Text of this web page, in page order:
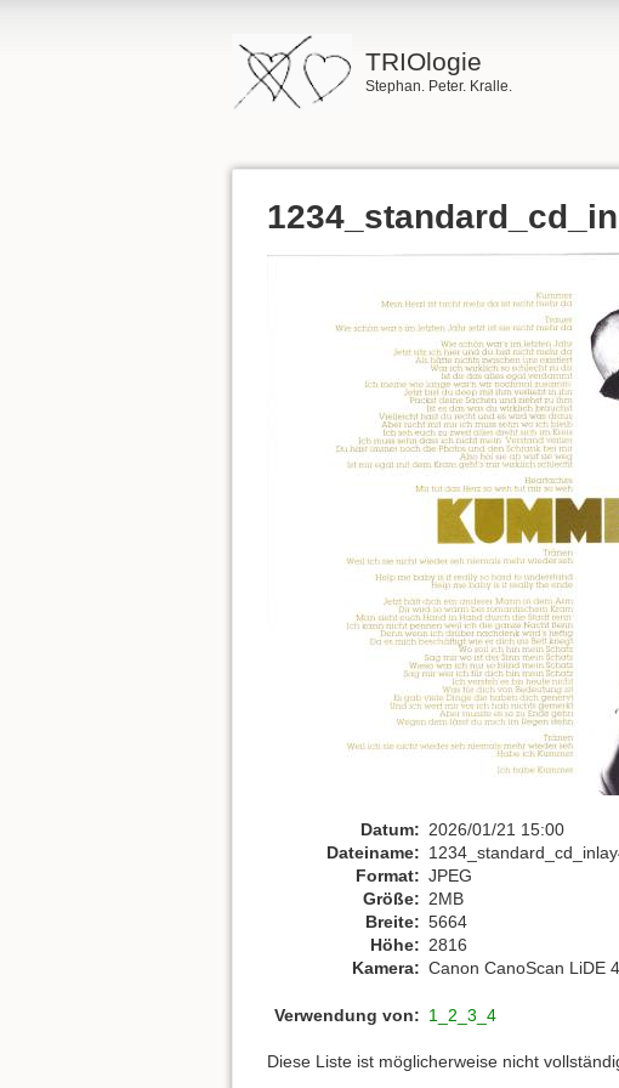
TRIOlogie
Stephan. Peter. Kralle.
Datum: 2026/01/21 15:00
Dateiname:
Format: JPEG
Größe: 2MB
Breite: 5664
Höhe: 2816
Kamera: Canon CanoScan LiDE
Verwendung von: 1_2_3_4
Diese Liste ist möglicherweise nicht